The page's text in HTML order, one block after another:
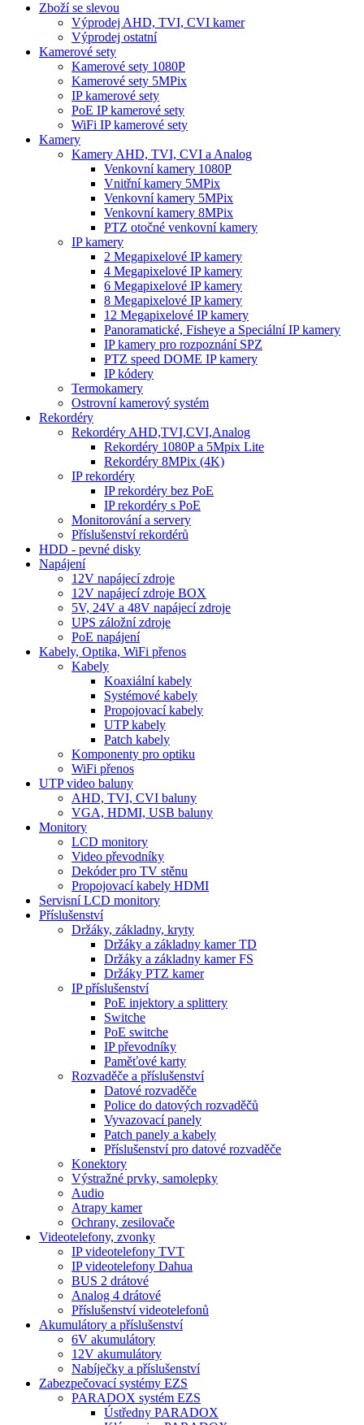
Zboží se slevou
Výprodej AHD, TVI, CVI kamer
Výprodej ostatní
Kamerové sety
Kamerové sety 1080P
Kamerové sety 5MPix
IP kamerové sety
PoE IP kamerové sety
WiFi IP kamerové sety
Kamery
Kamery AHD, TVI, CVI a Analog
Venkovní kamery 1080P
Vnitřní kamery 5MPix
Venkovní kamery 5MPix
Venkovní kamery 8MPix
PTZ otočné venkovní kamery
IP kamery
2 Megapixelové IP kamery
4 Megapixelové IP kamery
6 Megapixelové IP kamery
8 Megapixelové IP kamery
12 Megapixelové IP kamery
Panoramatické, Fisheye a Speciální IP kamery
IP kamery pro rozpoznání SPZ
PTZ speed DOME IP kamery
IP kódery
Termokamery
Ostrovní kamerový systém
Rekordéry
Rekordéry AHD,TVI,CVI,Analog
Rekordéry 1080P a 5Mpix Lite
Rekordéry 8MPix (4K)
IP rekordéry
IP rekordéry bez PoE
IP rekordéry s PoE
Monitorování a servery
Příslušenství rekordérů
HDD - pevné disky
Napájení
12V napájecí zdroje
12V napájecí zdroje BOX
5V, 24V a 48V napájecí zdroje
UPS záložní zdroje
PoE napájení
Kabely, Optika, WiFi přenos
Kabely
Koaxiální kabely
Systémové kabely
Propojovací kabely
UTP kabely
Patch kabely
Komponenty pro optiku
WiFi přenos
UTP video baluny
AHD, TVI, CVI baluny
VGA, HDMI, USB baluny
Monitory
LCD monitory
Video převodníky
Dekóder pro TV stěnu
Propojovací kabely HDMI
Servisní LCD monitory
Příslušenství
Držáky, základny, kryty
Držáky a základny kamer TD
Držáky a základny kamer FS
Držáky PTZ kamer
IP příslušenství
PoE injektory a splittery
Switche
PoE switche
IP převodníky
Paměťové karty
Rozvaděče a příslušenství
Datové rozvaděče
Police do datových rozvaděčů
Vyvazovací panely
Patch panely a kabely
Příslušenství pro datové rozvaděče
Konektory
Výstražné prvky, samolepky
Audio
Atrapy kamer
Ochrany, zesilovače
Videotelefony, zvonky
IP videotelefony TVT
IP videotelefony Dahua
BUS 2 drátové
Analog 4 drátové
Příslušenství videotelefonů
Akumulátory a příslušenství
6V akumulátory
12V akumulátory
Nabíječky a příslušenství
Zabezpečovací systémy EZS
PARADOX systém EZS
Ústředny PARADOX